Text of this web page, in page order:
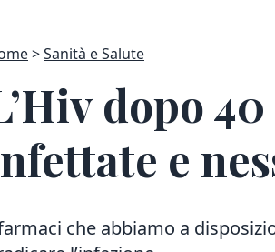
Sanità e Salute
dopo
e
che abbiamo a